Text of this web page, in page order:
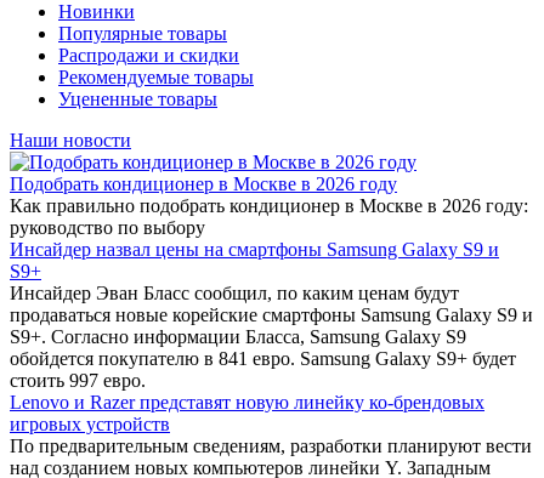
Новинки
Популярные товары
Распродажи и скидки
Рекомендуемые товары
Уцененные товары
Наши новости
Подобрать кондиционер в Москве в 2026 году
Как правильно подобрать кондиционер в Москве в 2026 году:
руководство по выбору
Инсайдер назвал цены на смартфоны Samsung Galaxy S9 и
S9+
Инсайдер Эван Бласс сообщил, по каким ценам будут
продаваться новые корейские смартфоны Samsung Galaxy S9 и
S9+. Согласно информации Бласса, Samsung Galaxy S9
обойдется покупателю в 841 евро. Samsung Galaxy S9+ будет
стоить 997 евро.
Lenovo и Razer представят новую линейку ко-брендовых
игровых устройств
По предварительным сведениям, разработки планируют вести
над созданием новых компьютеров линейки Y. Западным